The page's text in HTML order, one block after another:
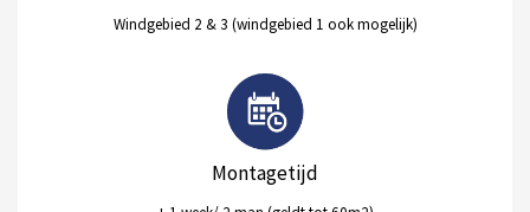
Windgebied 2 & 3 (windgebied 1 ook mogelijk)
Montagetijd